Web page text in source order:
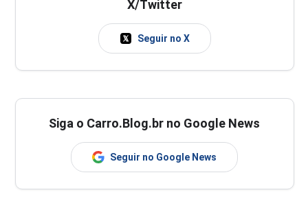
X/Twitter
Seguir no X
Siga o Carro.Blog.br no Google News
Seguir no Google News